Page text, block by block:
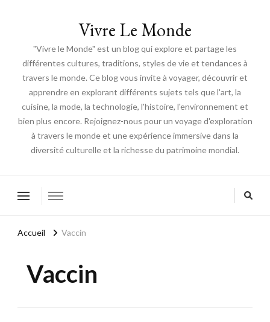
Vivre Le Monde
"Vivre le Monde" est un blog qui explore et partage les
différentes cultures, traditions, styles de vie et tendances à
travers le monde. Ce blog vous invite à voyager, découvrir et
apprendre en explorant différents sujets tels que l'art, la
cuisine, la mode, la technologie, l'histoire, l'environnement et
bien plus encore. Rejoignez-nous pour un voyage d'exploration
à travers le monde et une expérience immersive dans la
diversité culturelle et la richesse du patrimoine mondial.
Accueil Vaccin
Vaccin